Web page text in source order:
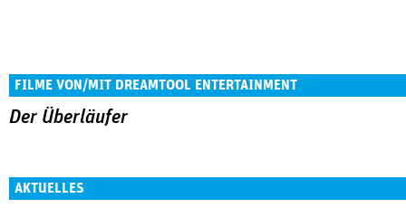
FILME VON/MIT DREAMTOOL ENTERTAINMENT
Der Überläufer
AKTUELLES